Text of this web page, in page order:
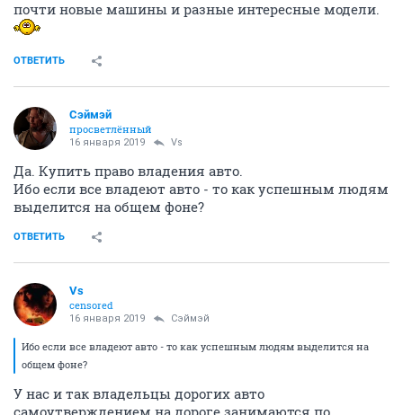
почти новые машины и разные интересные модели.
ОТВЕТИТЬ
Сэймэй
просветлённый
16 января 2019 Vs
Да. Купить право владения авто.
Ибо если все владеют авто - то как успешным людям
выделится на общем фоне?
ОТВЕТИТЬ
Vs
censored
16 января 2019 Сэймэй
Ибо если все владеют авто - то как успешным людям выделится на
общем фоне?
У нас и так владельцы дорогих авто
самоутверждением на дороге занимаются по